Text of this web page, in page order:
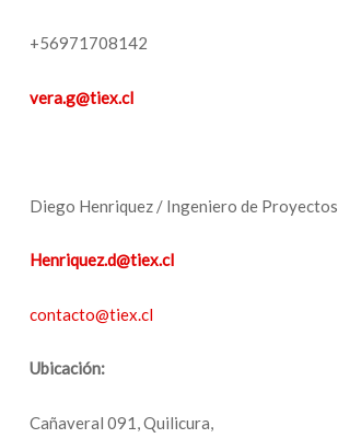
+56971708142
vera.g@tiex.cl
Diego Henriquez / Ingeniero de Proyectos
Henriquez.d@tiex.cl
contacto@tiex.cl
Ubicación:
Cañaveral 091, Quilicura,